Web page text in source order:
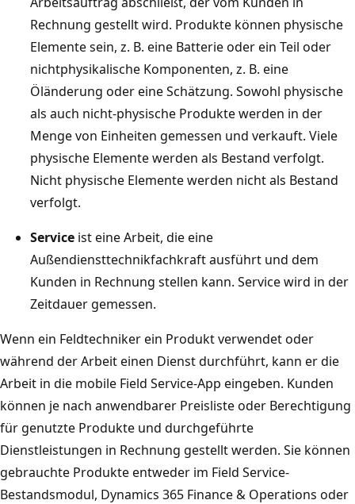
Rechnung gestellt wird. Produkte können physische
Elemente sein, z. B. eine Batterie oder ein Teil oder
nichtphysikalische Komponenten, z. B. eine
Öländerung oder eine Schätzung. Sowohl physische
als auch nicht-physische Produkte werden in der
Menge von Einheiten gemessen und verkauft. Viele
physische Elemente werden als Bestand verfolgt.
Nicht physische Elemente werden nicht als Bestand
verfolgt.
Service ist eine Arbeit, die eine
Außendiensttechnikfachkraft ausführt und dem
Kunden in Rechnung stellen kann. Service wird in der
Zeitdauer gemessen.
Wenn ein Feldtechniker ein Produkt verwendet oder
während der Arbeit einen Dienst durchführt, kann er die
Arbeit in die mobile Field Service-App eingeben. Kunden
können je nach anwendbarer Preisliste oder Berechtigung
für genutzte Produkte und durchgeführte
Dienstleistungen in Rechnung gestellt werden. Sie können
gebrauchte Produkte entweder im Field Service-
Bestandsmodul, Dynamics 365 Finance & Operations oder